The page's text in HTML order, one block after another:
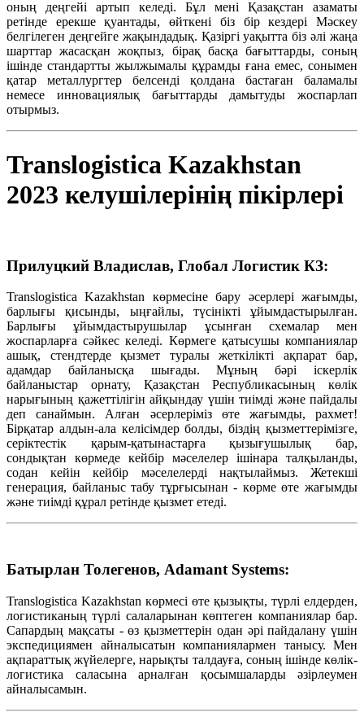
оның деңгейі артып келеді. Бұл мені Қазақстан азаматы
ретінде ерекше қуантады, өйткені біз бір кездері Мәскеу
белгілеген деңгейге жақындадық. Қазіргі уақытта біз әлі жаңа
шарттар жасасқан жоқпыз, бірақ басқа бағыттарды, соның
ішінде стандартты жылжымалы құрамды ғана емес, сонымен
қатар металлургтер белсенді қолдана бастаған баламалы
немесе инновациялық бағыттарды дамытуды жоспарлап
отырмыз.
Translogistica Kazakhstan
2023 келушілерінің пікірлері
Прилуцкий Владислав, Глобал Логистик КЗ:
Translogistica Kazakhstan көрмесіне бару әсерлері жағымды,
барлығы қисынды, ыңғайлы, түсінікті ұйымдастырылған.
Барлығы ұйымдастырушылар ұсынған схемалар мен
жоспарларға сәйкес келеді. Көрмеге қатысушы компаниялар
ашық, стендтерде қызмет туралы жеткілікті ақпарат бар,
адамдар байланысқа шығады. Мұның бәрі іскерлік
байланыстар орнату, Қазақстан Республикасының көлік
нарығының қажеттілігін айқындау үшін тиімді және пайдалы
деп санаймын. Алған әсерлеріміз өте жағымды, рахмет!
Бірқатар алдын-ала келісімдер болды, біздің қызметтерімізге,
серіктестік қарым-қатынастарға қызығушылық бар,
сондықтан көрмеде кейбір мәселелер ішінара талқыланды,
содан кейін кейбір мәселелерді нақтылаймыз. Жетекші
генерация, байланыс табу тұрғысынан - көрме өте жағымды
және тиімді құрал ретінде қызмет етеді.
Батырлан Толегенов, Adamant Systems:
Translogistica Kazakhstan көрмесі өте қызықты, түрлі елдерден,
логистиканың түрлі салаларынан көптеген компаниялар бар.
Сапардың мақсаты - өз қызметтерін одан әрі пайдалану үшін
экспедициямен айналысатын компаниялармен танысу. Мен
ақпараттық жүйелерге, нарықты талдауға, соның ішінде көлік-
логистика саласына арналған қосымшаларды әзірлеумен
айналысамын.